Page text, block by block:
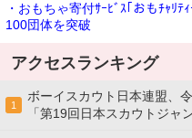
・おもちゃ寄付ｻｰﾋﾞｽ｢おもﾁｬﾘ
100団体を突破
アクセスランキング
1
ボーイスカウト日本連盟、
「第19回日本スカウトジャ